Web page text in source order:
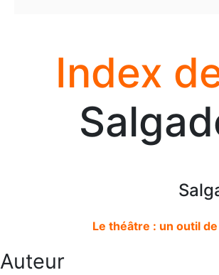
Index
Le théâtre : un outil
Auteur